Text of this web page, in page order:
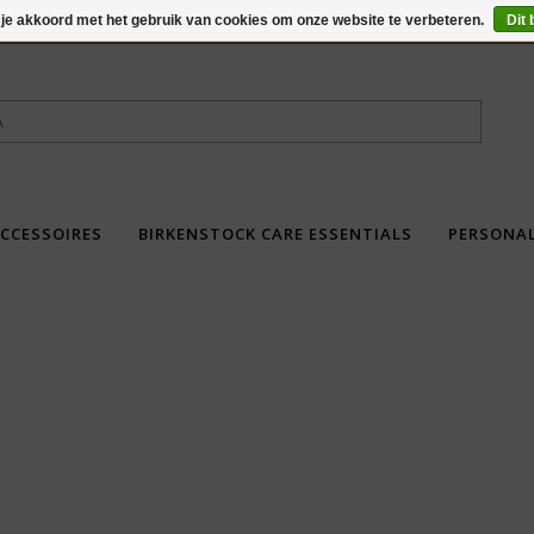
BIRKENSTOCK CARE ESSENTIALS
akkoord met het gebruik van cookies om onze website te verbeteren. Dit